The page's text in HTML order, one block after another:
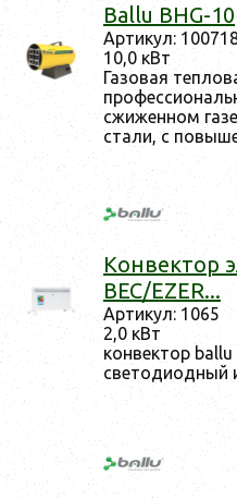
Ballu BHG-10
Артикул:
10,0 кВт
Газовая
сжиженном
стали, с
Конвектор
BEC/EZER...
Артикул: 1065
2,0 кВт
конвектор
светодиодный